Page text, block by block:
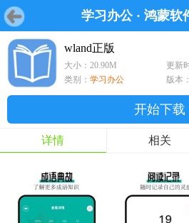
学习办公· 鸿蒙软
首页 游戏
首页 游戏 软件 鸿蒙
游戏
鸿蒙
软件
wland正版
大小：20.90M
更新
类别： 学习办公 版本
开始下载
详情 相关